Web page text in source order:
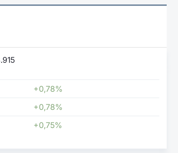
+0,78%
+0,78%
+0,75%